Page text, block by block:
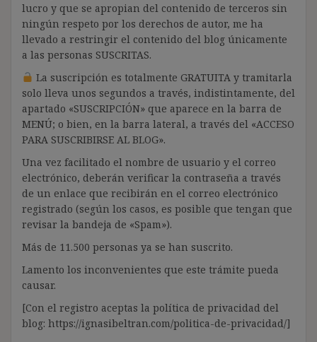
lucro y que se apropian del contenido de terceros sin
ningún respeto por los derechos de autor, me ha
llevado a restringir el contenido del blog únicamente
a las personas SUSCRITAS.
La suscripción es totalmente GRATUITA y tramitarla
solo lleva unos segundos a través, indistintamente, del
apartado «SUSCRIPCIÓN» que aparece en la barra de
MENÚ; o bien, en la barra lateral, a través del «ACCESO
PARA SUSCRIBIRSE AL BLOG».
Una vez facilitado el nombre de usuario y el correo
electrónico, deberán verificar la contraseña a través
de un enlace que recibirán en el correo electrónico
registrado (según los casos, es posible que tengan que
revisar la bandeja de «Spam»).
Más de 11.500 personas ya se han suscrito.
Lamento los inconvenientes que este trámite pueda
causar.
[Con el registro aceptas la política de privacidad del
blog: https://ignasibeltran.com/politica-de-privacidad/]